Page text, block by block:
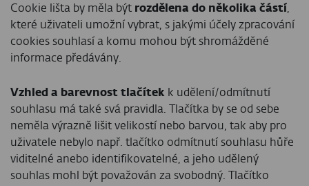
Cookie lišta by měla být rozdělena do několika částí,
které uživateli umožní vybrat, s jakými účely zpracování
cookies souhlasí a komu mohou být shromážděné
informace předávány.
Vzhled a barevnost tlačítek k udělení/odmítnutí
souhlasu má také svá pravidla. Tlačítka by se od sebe
neměla výrazně lišit velikostí nebo barvou, tak aby pro
uživatele nebylo např. tlačítko odmítnutí souhlasu hůře
viditelné anebo identifikovatelné, a jeho udělený
souhlas mohl být považován za svobodný. Tlačítko